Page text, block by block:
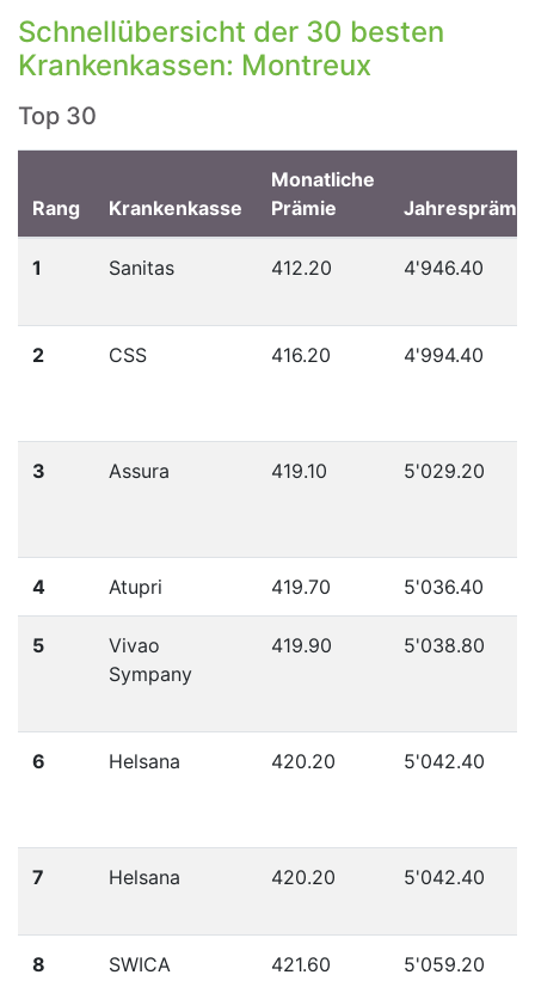
Schnellübersicht der 30 besten
Krankenkassen: Montreux
Top 30
Rang Krankenkasse
Monatliche
Prämie
Jahresprämie
1 Sanitas 412.20 4'946.40
2 CSS 416.20 4'994.40
3 Assura 419.10 5'029.20
4 Atupri 419.70 5'036.40
5
Vivao
Sympany
419.90 5'038.80
6 Helsana 420.20 5'042.40
7 Helsana 420.20 5'042.40
8 SWICA 421.60 5'059.20